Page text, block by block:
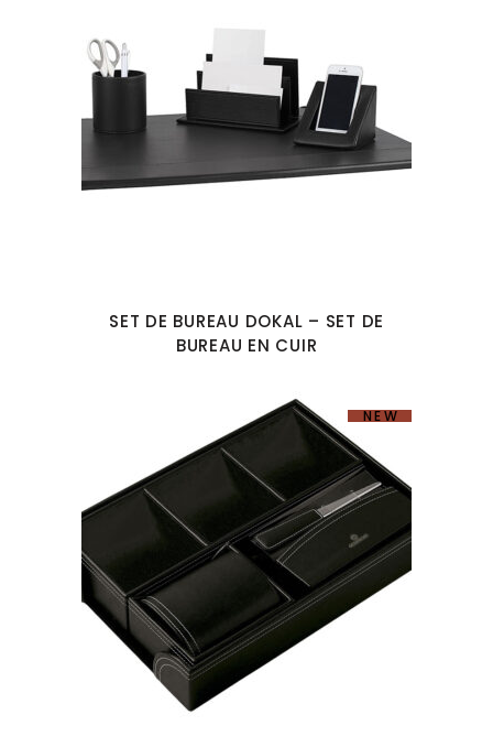
SET DE BUREAU DOKAL – SET DE
BUREAU EN CUIR
NEW